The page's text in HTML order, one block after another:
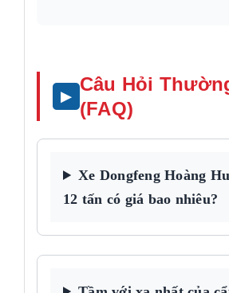
Câu Hỏi
(FAQ)
Xe Dongfeng Hoàng
12 tấn có giá bao nhiêu?